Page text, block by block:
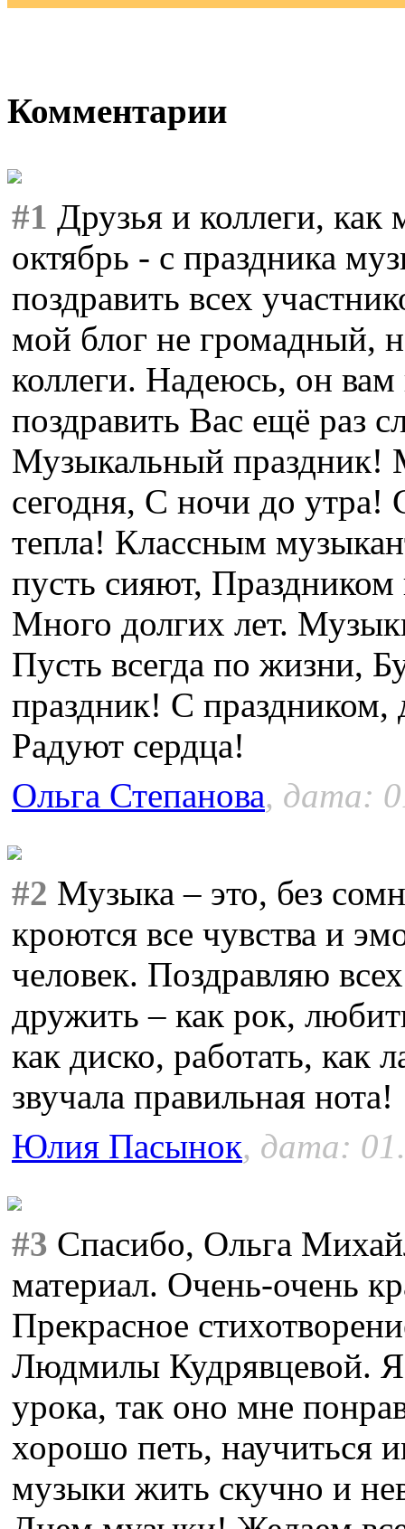
Комментарии
#1 Друзья и коллеги, как
октябрь - с праздника
поздравить всех
мой блог не громадный,
коллеги. Надеюсь, он
поздравить Вас ещё раз
Музыкальный праздник!
сегодня, С ночи до утра!
тепла! Классным
пусть сияют,
Много долгих лет.
Пусть всегда по жизни,
праздник! С праздником,
Радуют сердца!
Ольга Степанова, дата:
#2 Музыка – это, без
кроются все чувства и
человек. Поздравляю
дружить – как рок,
как диско, работать, как
звучала правильная нота!
Юлия Пасынок, дата:
#3 Спасибо, Ольга
материал. Очень-очень
Прекрасное
Людмилы Кудрявцевой. Я
урока, так оно мне
хорошо петь, научиться
музыки жить скучно и